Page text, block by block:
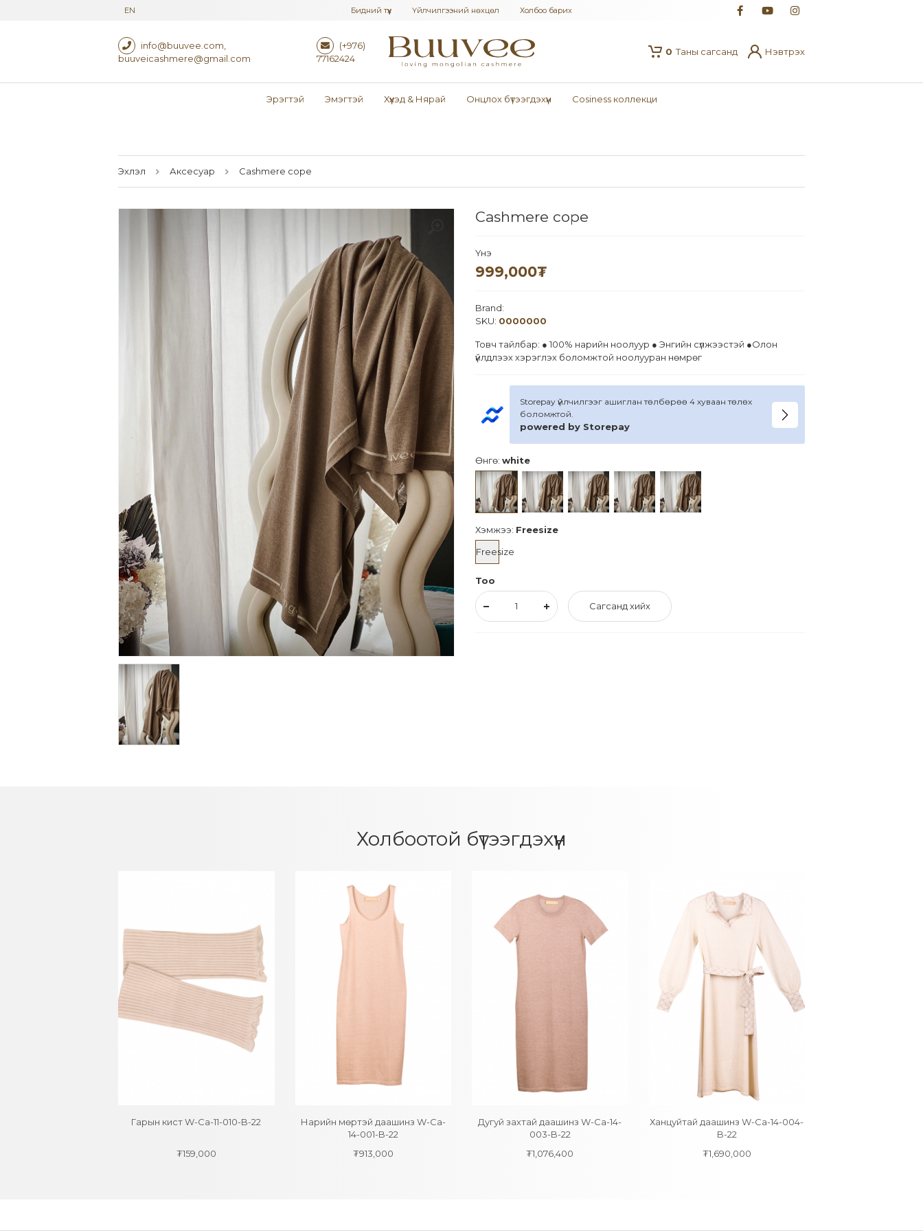
EN Бидний түүх Үйлчилгээний нөхцөл Холбоо барих
0 Таны сагсанд Нэвтрэх
info@buuvee.com
buuveicashmere@gmail.com
(+976)
77162424
Эрэгтэй Эмэгтэй Хүүхэд & Нярай Онцлох бүтээгдэхүүн Cosiness коллекци
Эхлэл Аксесуар Cashmere cope
Cashmere cope
Үнэ
999,000₮
Brand:
SKU: 0000000
Товч тайлбар: ● 100% нарийн ноолуур ● Энгийн сүлжээстэй ●Олон
үйлдлээх хэрэглэх боломжтой ноолууран нөмрөг
Storepay үйлчилгээг ашиглан төлбөрөө 4 хуваан төлөх
боломжтой.
powered by Storepay
Өнгө: white
Хэмжээ: Freesize
Freesize
Тоо
Сагсанд хийх
Холбоотой бүтээгдэхүүн
Гарын кист W-Ca-11-010-B-22
159,000
₮
Нарийн мөртэй даашинз W-Ca-
14-001-B-22
913,000
₮
Дугуй захтай даашинз W-Ca-14-
003-B-22
1,076,400
₮
Ханцуйтай даашинз W-Ca-14-004-
B-22
1,690,000
₮